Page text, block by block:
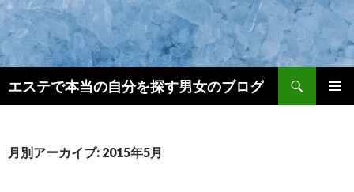
エステで本当の自分を探す男女のブログ
索
ン
月別アーカイブ: 2015年5月